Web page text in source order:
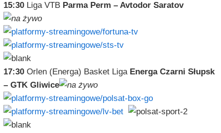
15:30Liga VTB Parma Perm – Avtodor Saratov
17:30Orlen (Energa) Basket Liga Energa Czarni Słupsk
– GTK Gliwice